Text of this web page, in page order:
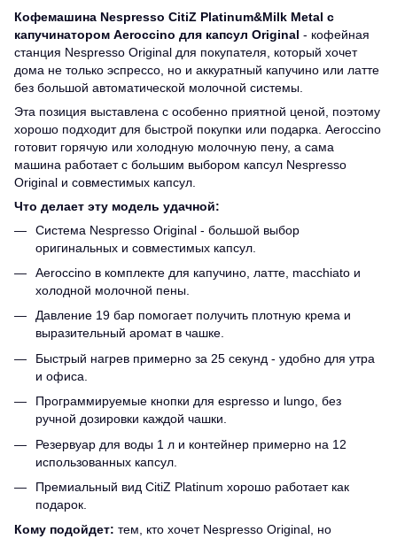
Кофемашина Nespresso CitiZ Platinum&Milk Metal с
капучинатором Aeroccino для капсул Original - кофейная
станция Nespresso Original для покупателя, который хочет
дома не только эспрессо, но и аккуратный капучино или латте
без большой автоматической молочной системы.
Эта позиция выставлена с особенно приятной ценой, поэтому
хорошо подходит для быстрой покупки или подарка. Aeroccino
готовит горячую или холодную молочную пену, а сама
машина работает с большим выбором капсул Nespresso
Original и совместимых капсул.
Что делает эту модель удачной:
Система Nespresso Original - большой выбор
оригинальных и совместимых капсул.
Aeroccino в комплекте для капучино, латте, macchiato и
холодной молочной пены.
Давление 19 бар помогает получить плотную крема и
выразительный аромат в чашке.
Быстрый нагрев примерно за 25 секунд - удобно для утра
и офиса.
Программируемые кнопки для espresso и lungo, без
ручной дозировки каждой чашки.
Резервуар для воды 1 л и контейнер примерно на 12
использованных капсул.
Премиальный вид CitiZ Platinum хорошо работает как
подарок.
Кому подойдет: тем, кто хочет Nespresso Original, но